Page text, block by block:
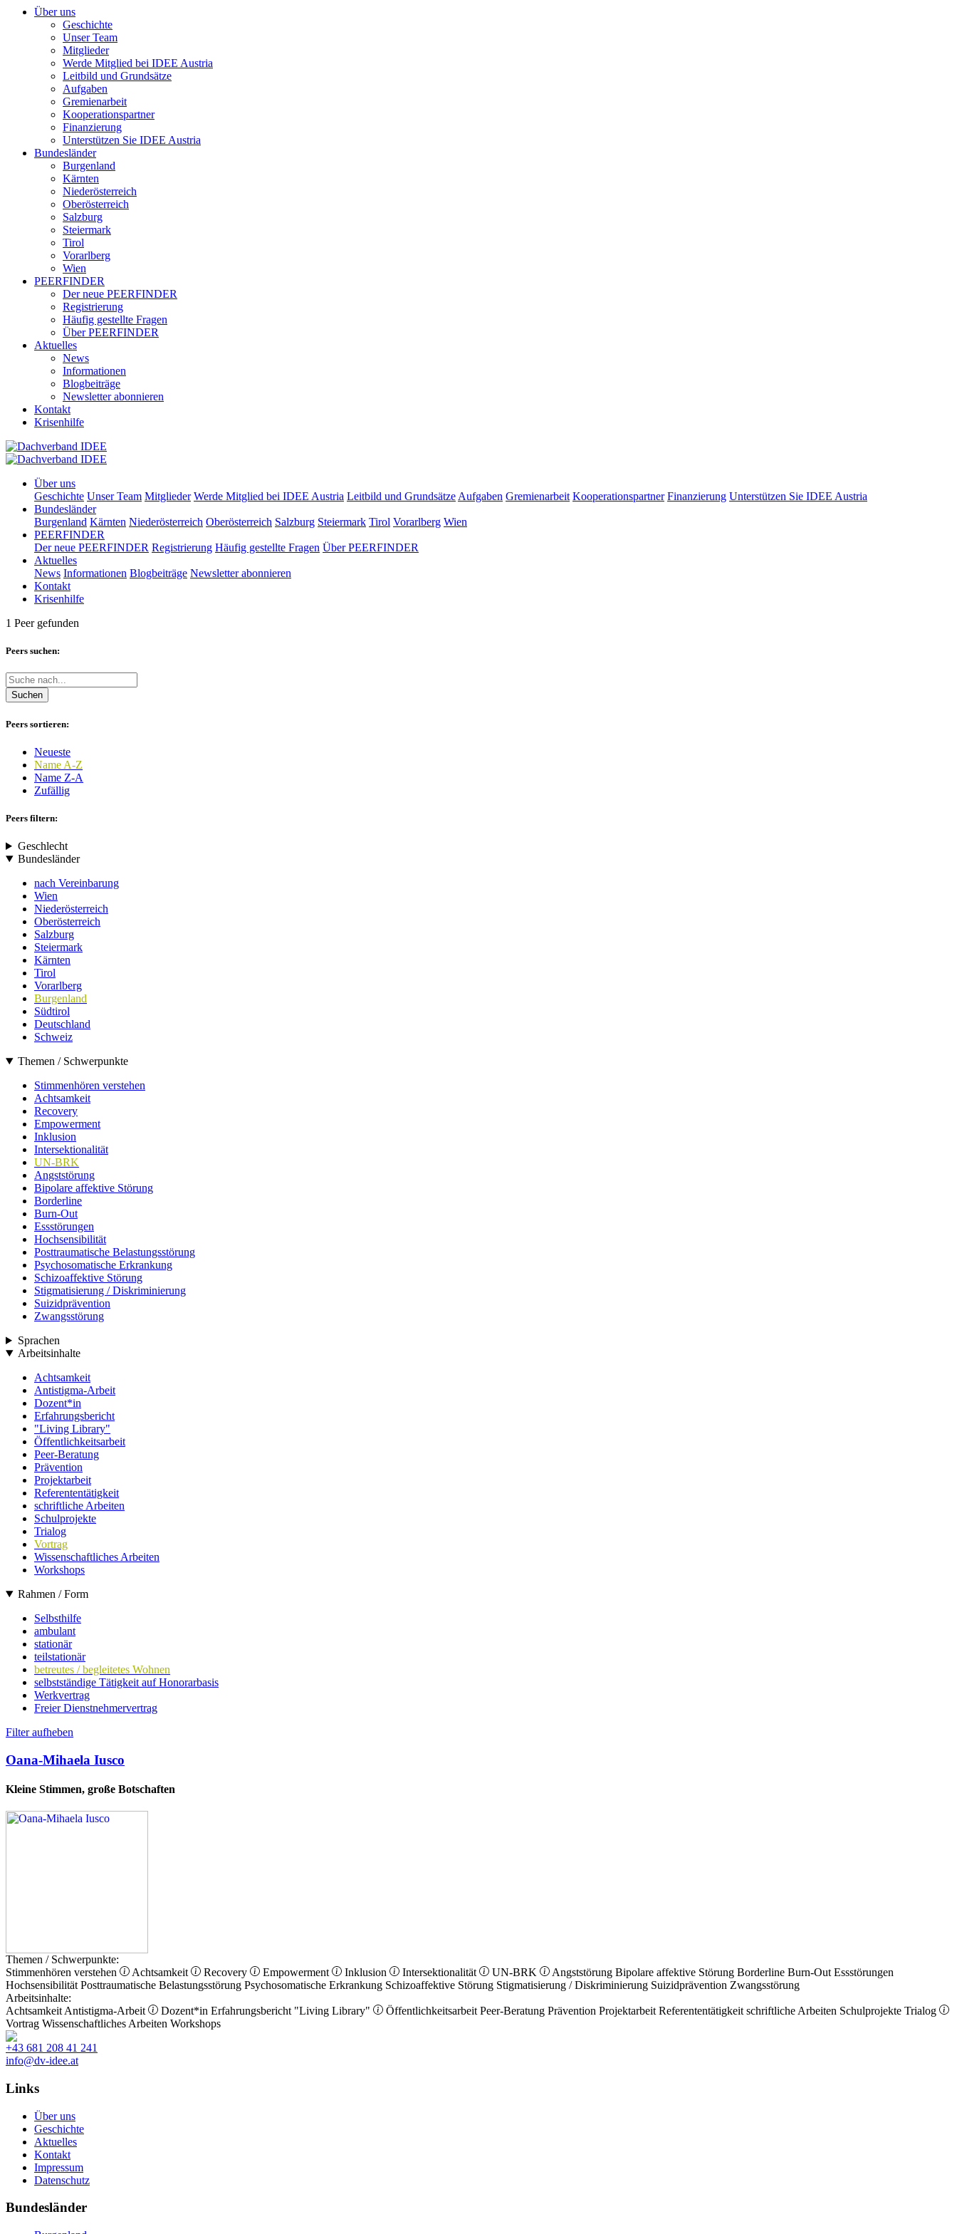
Über uns
Geschichte
Unser Team
Mitglieder
Werde Mitglied bei IDEE Austria
Leitbild und Grundsätze
Aufgaben
Gremienarbeit
Kooperationspartner
Finanzierung
Unterstützen Sie IDEE Austria
Bundesländer
Burgenland
Kärnten
Niederösterreich
Oberösterreich
Salzburg
Steiermark
Tirol
Vorarlberg
Wien
PEERFINDER
Der neue PEERFINDER
Registrierung
Häufig gestellte Fragen
Über PEERFINDER
Aktuelles
News
Informationen
Blogbeiträge
Newsletter abonnieren
Kontakt
Krisenhilfe
Über uns
Geschichte Unser Team Mitglieder Werde Mitglied bei IDEE Austria Leitbild und Grundsätze Aufgaben Gremienarbeit Kooperationspartner Finanzierung Unterstützen Sie IDEE Austria
Bundesländer
Burgenland Kärnten Niederösterreich Oberösterreich Salzburg Steiermark Tirol Vorarlberg Wien
PEERFINDER
Der neue PEERFINDER Registrierung Häufig gestellte Fragen Über PEERFINDER
Aktuelles
News Informationen Blogbeiträge Newsletter abonnieren
Kontakt
Krisenhilfe
1 Peer gefunden
Peers suchen:
Suchen
Peers sortieren:
Neueste
Name A-Z
Name Z-A
Zufällig
Peers filtern:
Geschlecht
Bundesländer
nach Vereinbarung
Wien
Niederösterreich
Oberösterreich
Salzburg
Steiermark
Kärnten
Tirol
Vorarlberg
Burgenland
Südtirol
Deutschland
Schweiz
Themen / Schwerpunkte
Stimmenhören verstehen
Achtsamkeit
Recovery
Empowerment
Inklusion
Intersektionalität
UN-BRK
Angststörung
Bipolare affektive Störung
Borderline
Burn-Out
Essstörungen
Hochsensibilität
Posttraumatische Belastungsstörung
Psychosomatische Erkrankung
Schizoaffektive Störung
Stigmatisierung / Diskriminierung
Suizidprävention
Zwangsstörung
Sprachen
Arbeitsinhalte
Achtsamkeit
Antistigma-Arbeit
Dozent*in
Erfahrungsbericht
"Living Library"
Öffentlichkeitsarbeit
Peer-Beratung
Prävention
Projektarbeit
Referententätigkeit
schriftliche Arbeiten
Schulprojekte
Trialog
Vortrag
Wissenschaftliches Arbeiten
Workshops
Rahmen / Form
Selbsthilfe
ambulant
stationär
teilstationär
betreutes / begleitetes Wohnen
selbstständige Tätigkeit auf Honorarbasis
Werkvertrag
Freier Dienstnehmervertrag
Filter aufheben
Oana-Mihaela Iusco
Kleine Stimmen, große Botschaften
Themen / Schwerpunkte:
Stimmenhören verstehen
Achtsamkeit Recovery Empowerment Inklusion Intersektionalität UN-BRK Angststörung Bipolare affektive Störung Borderline Burn-Out Essstörungen
Hochsensibilität Posttraumatische Belastungsstörung Psychosomatische Erkrankung Schizoaffektive Störung Stigmatisierung / Diskriminierung Suizidprävention Zwangsstörung
Arbeitsinhalte:
Achtsamkeit Antistigma-Arbeit Dozent*in Erfahrungsbericht "Living Library" Öffentlichkeitsarbeit Peer-Beratung Prävention Projektarbeit Referententätigkeit schriftliche Arbeiten Schulprojekte Trialog
Vortrag Wissenschaftliches Arbeiten Workshops
+43 681 208 41 241
info@dv-idee.at
Links
Über uns
Geschichte
Aktuelles
Kontakt
Impressum
Datenschutz
Bundesländer